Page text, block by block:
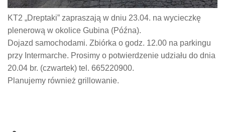
KT2 „Dreptaki” zapraszają w dniu 23.04. na wycieczkę
plenerową w okolice Gubina (Późna).
Dojazd samochodami. Zbiórka o godz. 12.00 na parkingu
przy Intermarche. Prosimy o potwierdzenie udziału do dnia
20.04 br. (czwartek) tel. 665220900.
Planujemy również grillowanie.